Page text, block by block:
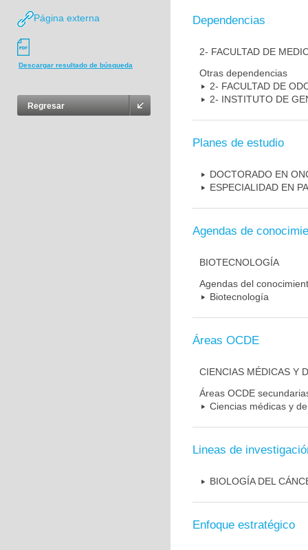
Página externa
Descargar resultado de búsqueda
Regresar
Dependencias
2- FACULTAD DE
Otras dependencias
2- FACULTAD DE
2- INSTITUTO DE
Planes de estudio
DOCTORADO EN
ESPECIALIDAD EN
Agendas de
BIOTECNOLOGÍA
Agendas del
Biotecnología
Áreas OCDE
CIENCIAS MÉDICAS Y
Áreas OCDE
Ciencias médicas y
Lineas de
BIOLOGÍA DEL
Enfoque estratégico